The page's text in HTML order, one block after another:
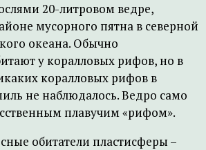
20-литровом ведре,
мусорного пятна в северной
океана. Обычно
у коралловых рифов, но в
коралловых рифов в
не наблюдалось. Ведро само
плавучим «рифом».
обитатели пластисферы –